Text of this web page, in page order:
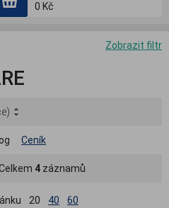
0 Kč
Zobrazit filtr
Ceník
4 záznamů
20 40 60